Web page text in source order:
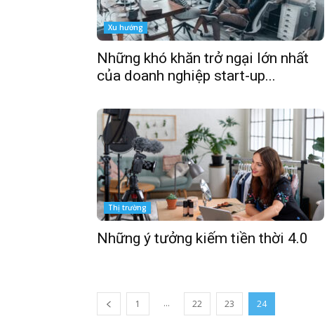
Xu hướng
Những khó khăn trở ngại lớn nhất
của doanh nghiệp start-up...
Thị trường
Những ý tưởng kiếm tiền thời 4.0
1 ... 22 23 24